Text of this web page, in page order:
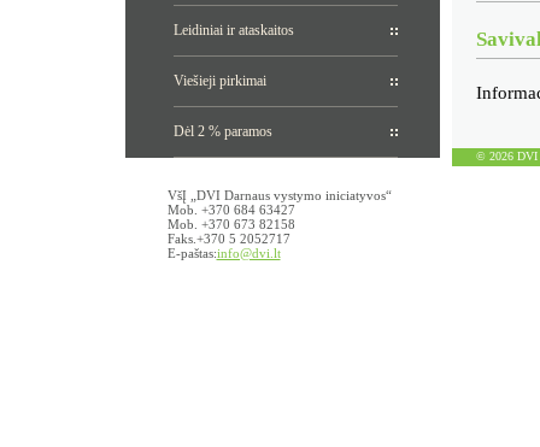
Leidiniai ir ataskaitos
Viešieji pirkimai
Dėl 2 % paramos
VšĮ „DVI Darnaus vystymo iniciatyvos“
Mob. +370 684 63427
Mob. +370 673 82158
Faks.+370 5 2052717
E-paštas:info@dvi.lt
© 2026 DVI